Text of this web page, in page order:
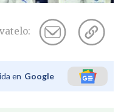
en Google